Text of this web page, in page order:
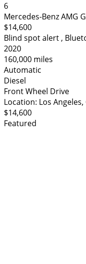
6
Mercedes-Benz AMG
$14,600
Blind spot alert ,
2020
160,000 miles
Automatic
Diesel
Front Wheel Drive
Location: Los Angeles,
$14,600
Featured